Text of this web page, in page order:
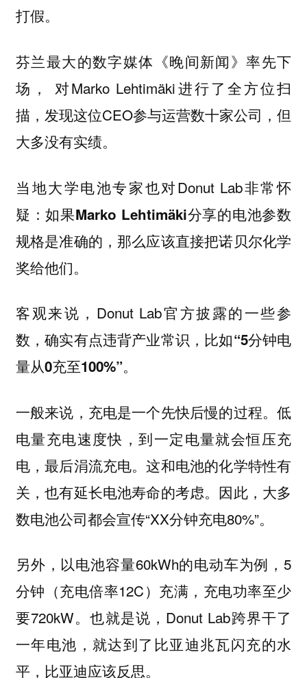
打假。
芬兰最大的数字媒体《晚间新闻》率先下
场， 对Marko Lehtimäki进行了全方位扫
描，发现这位CEO参与运营数十家公司，但
大多没有实绩。
当地大学电池专家也对Donut Lab非常怀
疑：如果Marko Lehtimäki分享的电池参数
规格是准确的，那么应该直接把诺贝尔化学
奖给他们。
客观来说，Donut Lab官方披露的一些参
数，确实有点违背产业常识，比如“5分钟电
量从0充至100%”。
一般来说，充电是一个先快后慢的过程。低
电量充电速度快，到一定电量就会恒压充
电，最后涓流充电。这和电池的化学特性有
关，也有延长电池寿命的考虑。因此，大多
数电池公司都会宣传“XX分钟充电80%”。
另外，以电池容量60kWh的电动车为例，5
分钟（充电倍率12C）充满，充电功率至少
要720kW。也就是说，Donut Lab跨界干了
一年电池，就达到了比亚迪兆瓦闪充的水
平，比亚迪应该反思。